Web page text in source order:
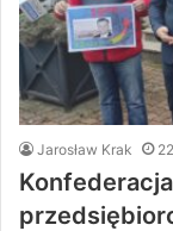
Jarosław Krak